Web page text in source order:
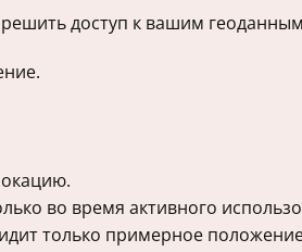
доступ к вашим
во время активного
только примерное